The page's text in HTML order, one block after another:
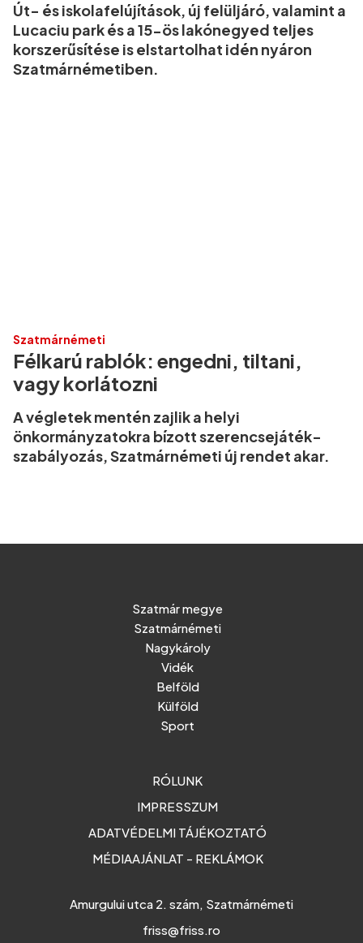
Út- és iskolafelújítások, új felüljáró, valamint a
Lucaciu park és a 15-ös lakónegyed teljes
korszerűsítése is elstartolhat idén nyáron
Szatmárnémetiben.
Szatmárnémeti
Félkarú rablók: engedni, tiltani,
vagy korlátozni
A végletek mentén zajlik a helyi
önkormányzatokra bízott szerencsejáték-
szabályozás, Szatmárnémeti új rendet akar.
Szatmár megye
Szatmárnémeti
Nagykároly
Vidék
Belföld
Külföld
Sport
RÓLUNK
IMPRESSZUM
ADATVÉDELMI TÁJÉKOZTATÓ
MÉDIAAJÁNLAT - REKLÁMOK
Amurgului utca 2. szám, Szatmárnémeti
friss@friss.ro